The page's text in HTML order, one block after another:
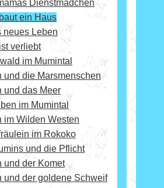
Dienstmädchen
ein Haus
neues Leben
verliebt
im Mumintal
und die Marsmenschen
und das Meer
im Mumintal
im Wilden Westen
im Rokoko
und die Pflicht
und der Komet
und der goldene Schweif